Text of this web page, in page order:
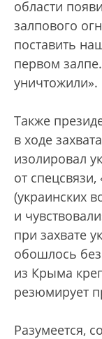
области
залпового
поставить
первом
уничтожили».
Также
в ходе
изолировал
от
(украинских
и
при захвате
обошлось
из Крыма
резюмирует
Разумеется,